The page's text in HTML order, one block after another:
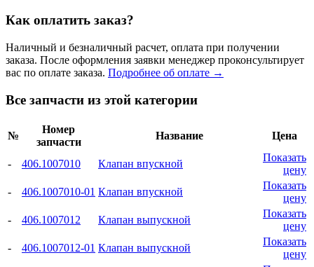
Как оплатить заказ?
Наличный и безналичный расчет, оплата при получении
заказа. После оформления заявки менеджер проконсультирует
вас по оплате заказа. Подробнее об оплате →
Все запчасти из этой категории
№
Номер
запчасти
Название Цена
- 406.1007010 Клапан впускной
Показать
цену
-
406.1007010-01 Клапан впускной
Показать
цену
-
406.1007012 Клапан выпускной
Показать
цену
-
406.1007012-01 Клапан выпускной
Показать
цену